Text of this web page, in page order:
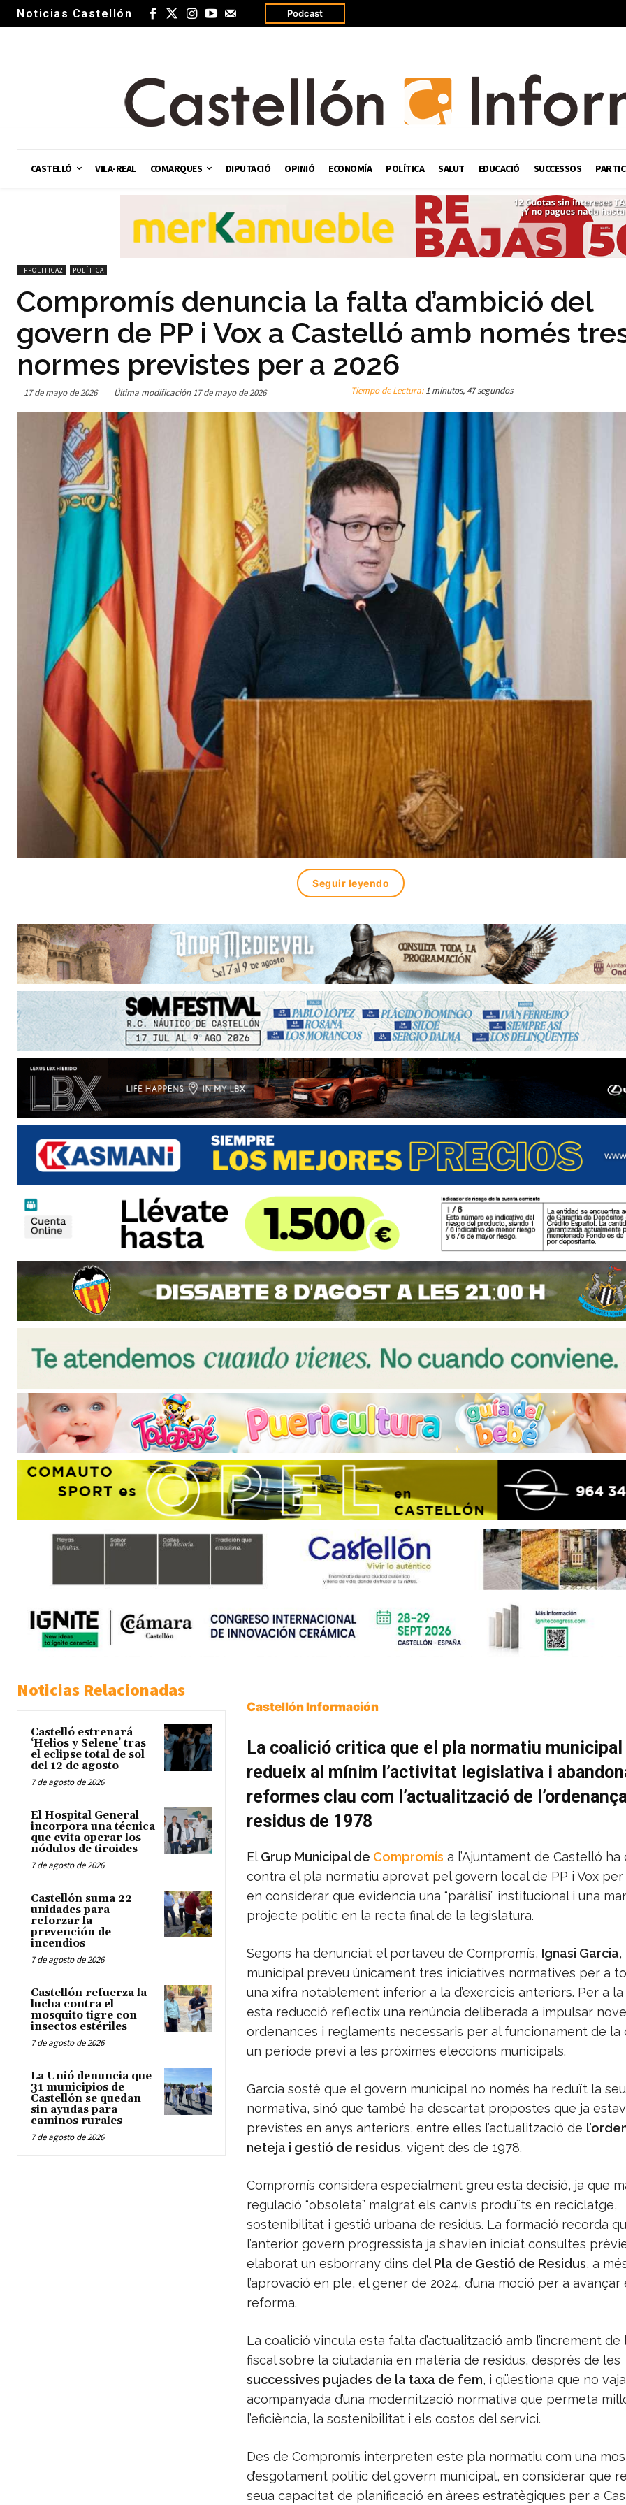
Noticias Castellón Podcast
CASTELLÓ VILA-REAL COMARQUES DIPUTACIÓ OPINIÓ ECONOMÍA POLÍTICA SALUT EDUCACIÓ SUCCESSOS
_PPOLITICA2 POLÍTICA
Compromís denuncia la falta d’ambició del
govern de PP i Vox a Castelló amb només
normes previstes per a 2026
17 de mayo de 2026 Última modificación 17 de mayo de 2026 Tiempo de Lectura:1 minutos, 47 segundos
Seguir leyendo
Noticias Relacionadas
Castelló estrenará
‘Helios y Selene’ tras
el eclipse total de sol
del 12 de agosto
7 de agosto de 2026
El Hospital General
incorpora una técnica
que evita operar los
nódulos de tiroides
7 de agosto de 2026
Castellón suma 22
unidades para
reforzar la
prevención de
incendios
7 de agosto de 2026
Castellón refuerza la
lucha contra el
mosquito tigre con
insectos estériles
7 de agosto de 2026
La Unió denuncia que
31 municipios de
Castellón se quedan
sin ayudas para
caminos rurales
7 de agosto de 2026
Castellón Información
La coalició critica que el pla normatiu municipal
redueix al mínim l’activitat legislativa i
reformes clau com l’actualització de
residus de 1978
El Grup Municipal de Compromís a l’Ajuntament de Castelló
contra el pla normatiu aprovat pel govern local de PP i Vox per
en considerar que evidencia una “paràlisi” institucional i una
projecte polític en la recta final de la legislatura.
Segons ha denunciat el portaveu de Compromís, Ignasi Garcia,
municipal preveu únicament tres iniciatives normatives per a
una xifra notablement inferior a la d’exercicis anteriors. Per a
esta reducció reflectix una renúncia deliberada a impulsar
ordenances i reglaments necessaris per al funcionament de la
un període previ a les pròximes eleccions municipals.
Garcia sosté que el govern municipal no només ha reduït la
normativa, sinó que també ha descartat propostes que ja
previstes en anys anteriors, entre elles l’actualització de
neteja i gestió de residus, vigent des de 1978.
Compromís considera especialment greu esta decisió, ja que
regulació “obsoleta” malgrat els canvis produïts en reciclatge,
sostenibilitat i gestió urbana de residus. La formació recorda
l’anterior govern progressista ja s’havien iniciat consultes
elaborat un esborrany dins del Pla de Gestió de Residus, a
l’aprovació en ple, el gener de 2024, d’una moció per a avançar
reforma.
La coalició vincula esta falta d’actualització amb l’increment de
fiscal sobre la ciutadania en matèria de residus, després de les
successives pujades de la taxa de fem, i qüestiona que no vaja
acompanyada d’una modernització normativa que permeta
l’eficiència, la sostenibilitat i els costos del servici.
Des de Compromís interpreten este pla normatiu com una
d’esgotament polític del govern municipal, en considerar que
seua capacitat de planificació en àrees estratègiques per a